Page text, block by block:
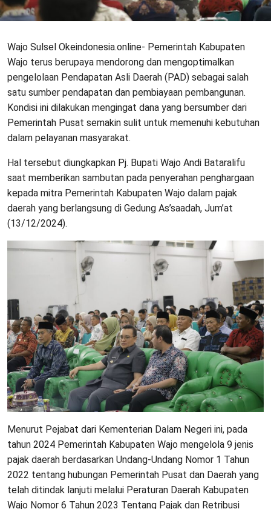
Wajo Sulsel Okeindonesia.online- Pemerintah Kabupaten
Wajo terus berupaya mendorong dan mengoptimalkan
pengelolaan Pendapatan Asli Daerah (PAD) sebagai salah
satu sumber pendapatan dan pembiayaan pembangunan.
Kondisi ini dilakukan mengingat dana yang bersumber dari
Pemerintah Pusat semakin sulit untuk memenuhi kebutuhan
dalam pelayanan masyarakat.
Hal tersebut diungkapkan Pj. Bupati Wajo Andi Bataralifu
saat memberikan sambutan pada penyerahan penghargaan
kepada mitra Pemerintah Kabupaten Wajo dalam pajak
daerah yang berlangsung di Gedung As’saadah, Jum’at
(13/12/2024).
Menurut Pejabat dari Kementerian Dalam Negeri ini, pada
tahun 2024 Pemerintah Kabupaten Wajo mengelola 9 jenis
pajak daerah berdasarkan Undang-Undang Nomor 1 Tahun
2022 tentang hubungan Pemerintah Pusat dan Daerah yang
telah ditindak lanjuti melalui Peraturan Daerah Kabupaten
Wajo Nomor 6 Tahun 2023 Tentang Pajak dan Retribusi